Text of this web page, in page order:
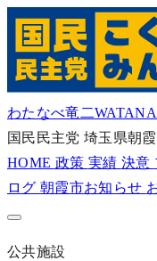
わたなべ竜二
国民民主党 埼玉県朝
HOME 政策 実績 決意
ログ 朝霞市お知らせ
公共施設